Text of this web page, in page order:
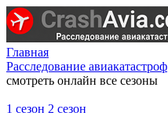
Главная
Расследование авиакатастроф
смотреть онлайн все сезоны
1 сезон 2 сезон